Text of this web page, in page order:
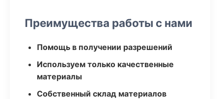
Преимущества работы с нами
Помощь в получении разрешений
Используем только качественные
материалы
Собственный склад материалов